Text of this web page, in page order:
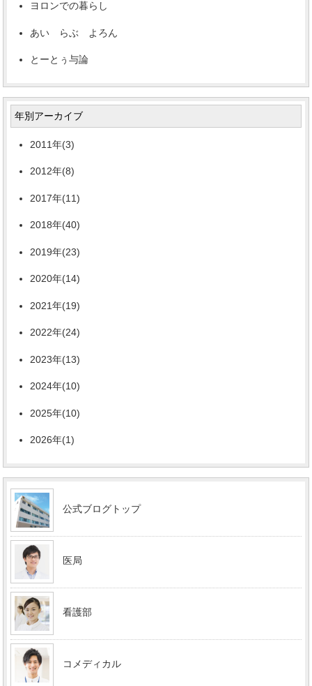
ヨロンでの暮らし
あい らぶ よろん
とーとぅ与論
年別アーカイブ
2011年(3)
2012年(8)
2017年(11)
2018年(40)
2019年(23)
2020年(14)
2021年(19)
2022年(24)
2023年(13)
2024年(10)
2025年(10)
2026年(1)
公式ブログトップ
医局
看護部
コメディカル